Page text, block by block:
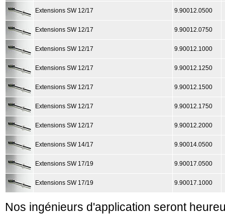
Extensions SW 12/17 9.90012.0500
Extensions SW 12/17 9.90012.0750
Extensions SW 12/17 9.90012.1000
Extensions SW 12/17 9.90012.1250
Extensions SW 12/17 9.90012.1500
Extensions SW 12/17 9.90012.1750
Extensions SW 12/17 9.90012.2000
Extensions SW 14/17 9.90014.0500
Extensions SW 17/19 9.90017.0500
Extensions SW 17/19 9.90017.1000
Nos ingénieurs d'application seront